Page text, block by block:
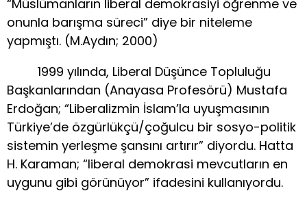
“Müslümanların liberal demokrasiyi öğrenme ve
onunla barışma süreci” diye bir niteleme
yapmıştı. (M.Aydın; 2000)
1999 yılında, Liberal Düşünce Topluluğu
Başkanlarından (Anayasa Profesörü) Mustafa
Erdoğan; “Liberalizmin İslam’la uyuşmasının
Türkiye’de özgürlükçü/çoğulcu bir sosyo-politik
sistemin yerleşme şansını artırır” diyordu. Hatta
H. Karaman; “liberal demokrasi mevcutların en
uygunu gibi görünüyor” ifadesini kullanıyordu.